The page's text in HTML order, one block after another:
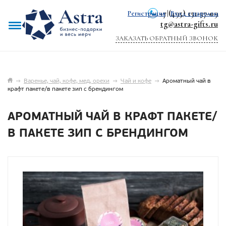
+7 (495) 151-57-09
tg@astra-gifts.ru
ЗАКАЗАТЬ ОБРАТНЫЙ ЗВОНОК
Регистрация Вход с паролем
→ Варенье, чай, кофе, мед, орехи → Чай и кофе → Ароматный чай в
крафт пакете/в пакете зип с брендингом
АРОМАТНЫЙ ЧАЙ В КРАФТ ПАКЕТЕ/
В ПАКЕТЕ ЗИП С БРЕНДИНГОМ